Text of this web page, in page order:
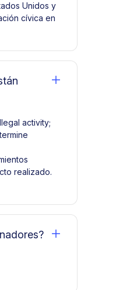
Unidos y
cívica en
activity;
realizado.